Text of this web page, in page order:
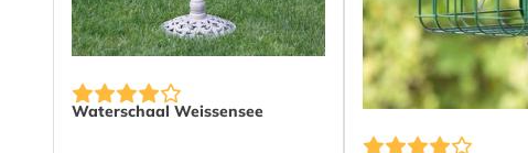
Waterschaal Weissensee